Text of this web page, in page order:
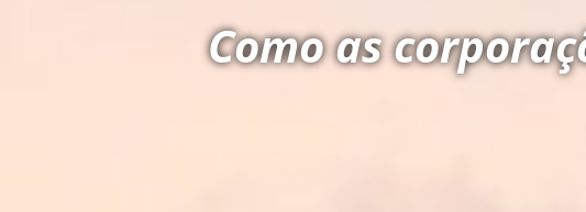
Como as